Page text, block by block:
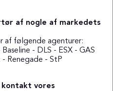
af nogle af markedets
af følgende agenturer:
Baseline - DLS - ESX - GAS
- Renegade - StP
kontakt vores